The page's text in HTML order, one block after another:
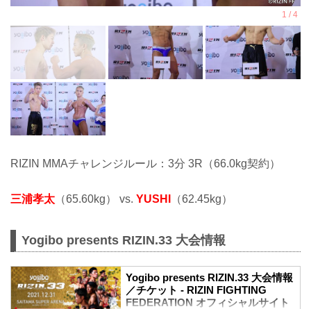
RIZIN MMAチャレンジルール：3分 3R（66.0kg契約）
三浦孝太 （65.60kg） vs. YUSHI （62.45kg）
Yogibo presents RIZIN.33 大会情報
Yogibo presents RIZIN.33 大会情報
／チケット - RIZIN FIGHTING
FEDERATION オフィシャルサイト